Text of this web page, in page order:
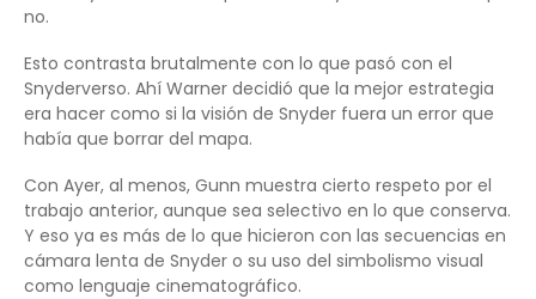
no.
Esto contrasta brutalmente con lo que pasó con el
Snyderverso. Ahí Warner decidió que la mejor estrategia
era hacer como si la visión de Snyder fuera un error que
había que borrar del mapa.
Con Ayer, al menos, Gunn muestra cierto respeto por el
trabajo anterior, aunque sea selectivo en lo que conserva.
Y eso ya es más de lo que hicieron con las secuencias en
cámara lenta de Snyder o su uso del simbolismo visual
como lenguaje cinematográfico.